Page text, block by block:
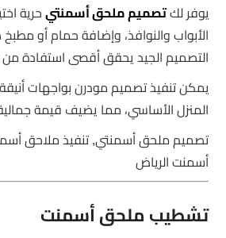
يوفر لكتصميم ملحق أسمنتيحرية
الأبواب والنوافذ، وإضافة حمام أو
التصميم الجيد يحقق أقصى استفادة من
يمكن تنفيذ تصميم مودرن بواجهات
المنزل الأساسي، مما يضيف قيمة
تصميم ملحق أسمنتي, تنفيذ ملاحق
أسمنت الرياض
تشطيب ملحق أسمنت